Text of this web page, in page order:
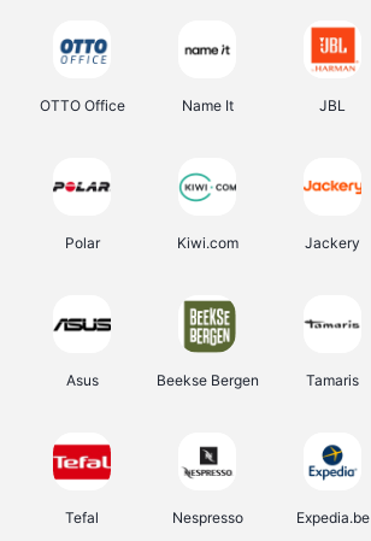
OTTO Office Name It JBL
Polar Kiwi.com Jackery
Asus Beekse Bergen Tamaris
Tefal Nespresso Expedia.be